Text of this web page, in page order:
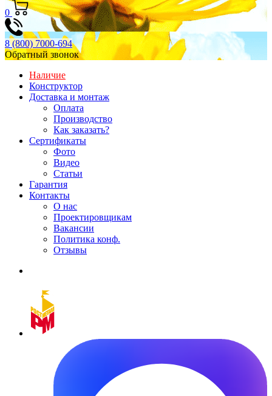
0
8 (800) 7000-694
Обратный звонок
Наличие
Конструктор
Доставка и монтаж
Оплата
Производство
Как заказать?
Сертификаты
Фото
Видео
Статьи
Гарантия
Контакты
О нас
Проектировщикам
Вакансии
Политика конф.
Отзывы